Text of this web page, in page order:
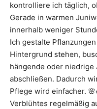
kontrolliere ich täglich,
Gerade in warmen
innerhalb weniger
Ich gestalte
Hintergrund stehen,
hängende oder niedrige
abschließen. Dadurch
Pflege wird einfacher.
Verblühtes regelmäßig